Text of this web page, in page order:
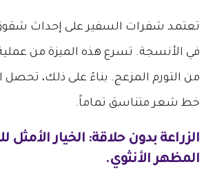
تعتمد شفرات السفير على إحداث
في الأنسجة. تسرع هذه الميزة من
من التورم المزعج. بناءً على ذلك،
خط شعر متناسق تماماً.
الزراعة بدون حلاقة: الخيار الأمثل
المظهر الأنثوي.